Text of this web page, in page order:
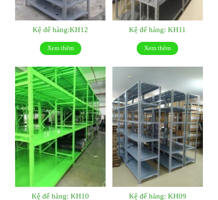
Kệ để hàng:KH12
Xem thêm
Kệ để hàng: KH11
Xem thêm
Kệ để hàng: KH10 Kệ để hàng: KH09